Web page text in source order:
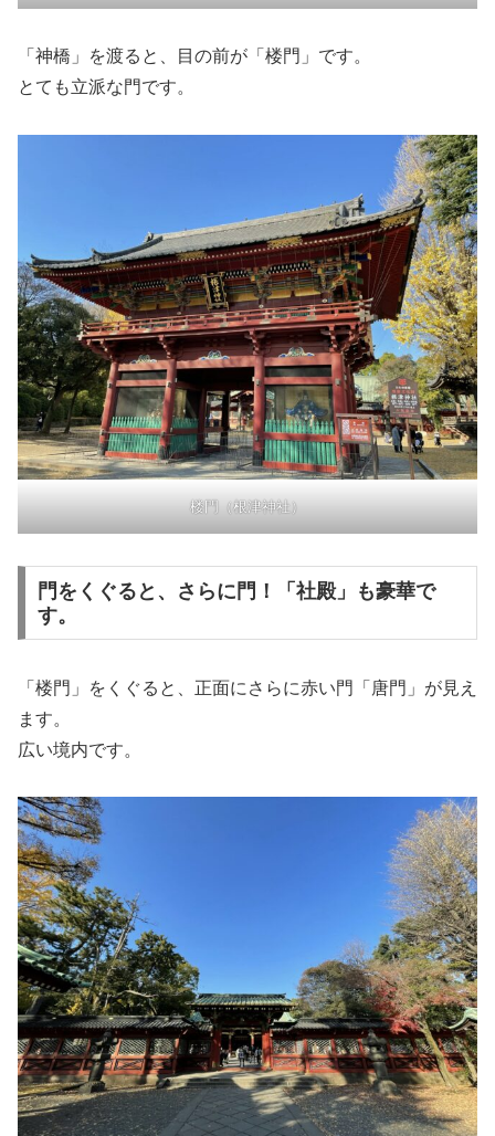
「神橋」を渡ると、目の前が「楼門」です。
とても立派な門です。
楼門（根津神社）
門をくぐると、さらに門！「社殿」も豪華で
す。
「楼門」をくぐると、正面にさらに赤い門「唐門」が見え
ます。
広い境内です。